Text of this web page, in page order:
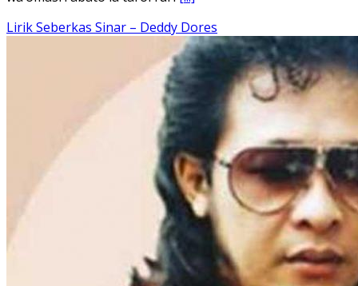
Ena’o natola ukhamoHaga mbawa ba desa’aUhalo ube’e
khomoUohe ia ube bangaimo Ena’o
Lirik Lagu FAFOFA Ciptaan Fajar Halawa Vocal Rendi Gulo